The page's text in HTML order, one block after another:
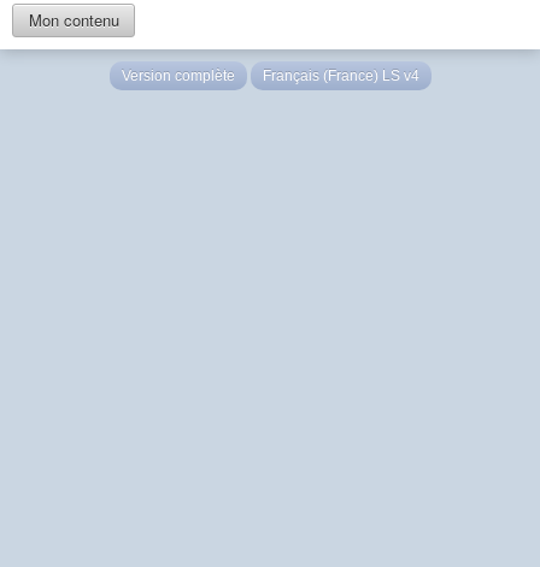
Mon contenu
Version complète Français (France) LS v4